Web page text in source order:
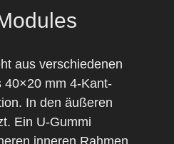
aus verschiedenen
40×20 mm 4-Kant-
In den äußeren
Ein U-Gummi
inneren Rahmen